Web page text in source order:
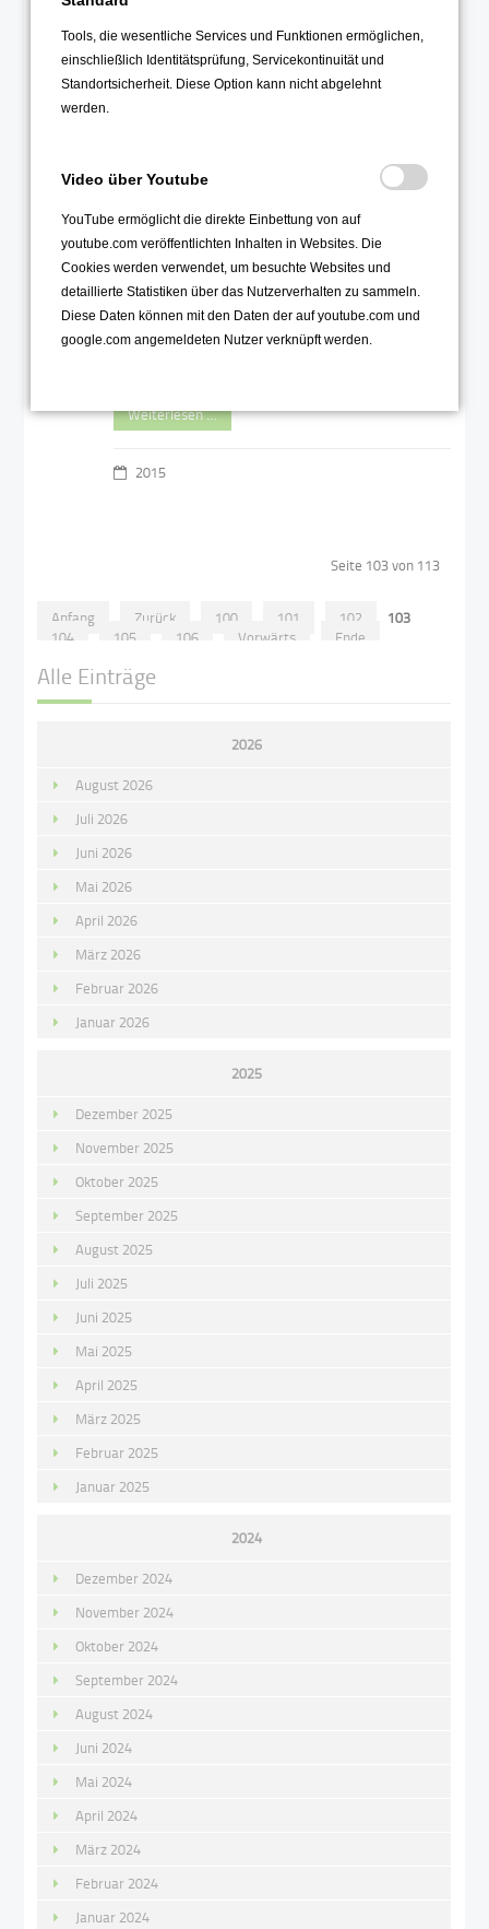
14 Aktion "Achtung Auto"
5. Klassen, um für die Gefahren
Weiterlesen …
2015
Seite 103 von 113
Anfang Zurück 100 101 102
103
104
105 106 Vorwärts Ende
Alle Einträge
2026
August 2026
Juli 2026
Juni 2026
Mai 2026
April 2026
März 2026
Februar 2026
Januar 2026
2025
Dezember 2025
November 2025
Oktober 2025
September 2025
August 2025
Juli 2025
Juni 2025
Mai 2025
April 2025
März 2025
Februar 2025
Januar 2025
2024
Dezember 2024
November 2024
Oktober 2024
September 2024
August 2024
Juni 2024
Mai 2024
April 2024
März 2024
Februar 2024
Januar 2024
Tools, die wesentliche Services und Funktionen ermöglichen,
einschließlich Identitätsprüfung, Servicekontinuität und
Standortsicherheit. Diese Option kann nicht abgelehnt
werden.
Video über Youtube
YouTube ermöglicht die direkte Einbettung von auf
youtube.com veröffentlichten Inhalten in Websites. Die
Cookies werden verwendet, um besuchte Websites und
detaillierte Statistiken über das Nutzerverhalten zu sammeln.
Diese Daten können mit den Daten der auf youtube.com und
google.com angemeldeten Nutzer verknüpft werden.